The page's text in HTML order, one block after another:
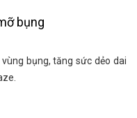
bụng
bụng, tăng sức dẻo dai